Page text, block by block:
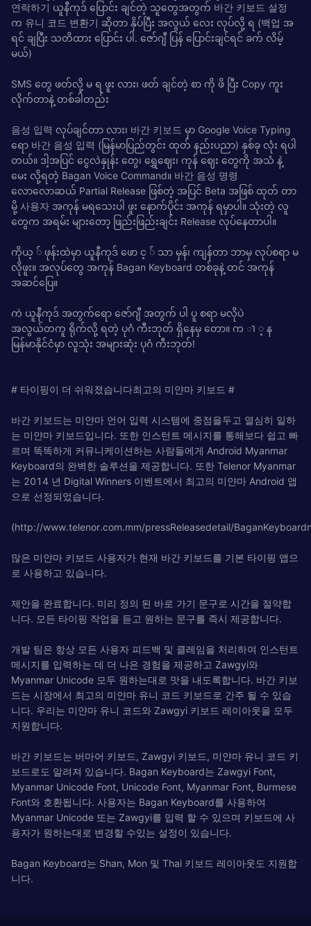
연락하기 ယူနီကုဒ် ပြောင်း ချင်တဲ့ သူတွေအတွက် 바간 키보드 설정
က 유니 코드 변환기 ဆိုတာ နှိပ်ပြီး အလွယ် လေး လုပ်လို့ ရ (백업 အ
ရင် ချပြီး သတိထား ပြောင်း ပါ. ဇော်ဂျီ ပြန် ပြောင်းချင်ရင် ခက် လိမ့်
မယ်)
SMS တွေ ဖတ်လို့ မ ရ ဖူး လား၊ ဖတ် ချင်တဲ့ စာ ကို ဖိ ပြီး Copy ကူး
လိုက်တာနဲ့ တစ်ခါတည်း
음성 입력 လုပ်ချင်တာ လား၊ 바간 키보드 မှာ Google Voice Typing
ရော 바간 음성 입력 (မြန်မာပြည်တွင်း ထုတ် နည်းပညာ) နှစ်ခု လုံး ရပါ
တယ်။ ဒါ့အပြင် ငွေလဲနှုန်း တွေ၊ ရွှေဈေး၊ ကုန် ဈေး တွေကို အသံ နဲ့
မေး လို့ရတဲ့ Bagan Voice Command။ 바간 음성 명령
လောလောဆယ် Partial Release ဖြစ်တဲ့ အပြင် Beta အဖြစ် ထုတ် တာ
မို့ 사용자 အကုန် မရသေးပါ ဖူး နောက်ပိုင်း အကုန် ရမှာပါ။ သုံးတဲ့ လူ
တွေက အရမ်း များတော့ ဖြည်းဖြည်းချင်း Release လုပ်နေတာပါ။
ကိုယ့ ် ဖုန်းထဲမှာ ယူနီကုဒ် ဖော င့ ် သာ မှန်၊ ကျန်တာ ဘာမှ လုပ်စရာ မ
လိုဖူး။ အလုပ်တွေ အကုန် Bagan Keyboard တစ်ခုနဲ့ တင် အကုန်
အဆင်ပြေ။
ကဲ ယူနီကုဒ် အတွက်ရော ဇော်ဂျီ အတွက် ပါ ပူ စရာ မလိုပဲ
အလွယ်တကူ ရိုက်လို့ ရတဲ့ ပုဂံ ကီးဘုတ် ရှိနေမှ တော။ က ា ့ န
မြန်မာနိုင်ငံမှာ လူသုံး အများဆုံး ပုဂံ ကီးဘုတ်!
# 타이핑이 더 쉬워졌습니다최고의 미얀마 키보드 #
바간 키보드는 미얀마 언어 입력 시스템에 중점을두고 열심히 일하
는 미얀마 키보드입니다. 또한 인스턴트 메시지를 통해보다 쉽고 빠
르며 똑똑하게 커뮤니케이션하는 사람들에게 Android Myanmar
Keyboard의 완벽한 솔루션을 제공합니다. 또한 Telenor Myanmar
는 2014 년 Digital Winners 이벤트에서 최고의 미얀마 Android 앱
으로 선정되었습니다.
(http://www.telenor.com.mm/pressReleasedetail/
많은 미얀마 키보드 사용자가 현재 바간 키보드를 기본 타이핑 앱으
로 사용하고 있습니다.
제안을 완료합니다. 미리 정의 된 바로 가기 문구로 시간을 절약합
니다. 모든 타이핑 작업을 듣고 원하는 문구를 즉시 제공합니다.
개발 팀은 항상 모든 사용자 피드백 및 클레임을 처리하여 인스턴트
메시지를 입력하는 데 더 나은 경험을 제공하고 Zawgyi와
Myanmar Unicode 모두 원하는대로 맛을 내도록합니다. 바간 키보
드는 시장에서 최고의 미얀마 유니 코드 키보드로 간주 될 수 있습
니다. 우리는 미얀마 유니 코드와 Zawgyi 키보드 레이아웃을 모두
지원합니다.
바간 키보드는 버마어 키보드, Zawgyi 키보드, 미얀마 유니 코드 키
보드로도 알려져 있습니다. Bagan Keyboard는 Zawgyi Font,
Myanmar Unicode Font, Unicode Font, Myanmar Font, Burmese
Font와 호환됩니다. 사용자는 Bagan Keyboard를 사용하여
Myanmar Unicode 또는 Zawgyi를 입력 할 수 있으며 키보드에 사
용자가 원하는대로 변경할 수있는 설정이 있습니다.
Bagan Keyboard는 Shan, Mon 및 Thai 키보드 레이아웃도 지원합
니다.